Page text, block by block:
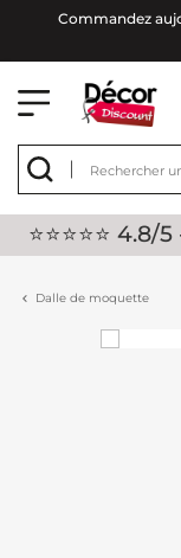
Commandez
⭐⭐⭐⭐⭐
Dalle de moquette